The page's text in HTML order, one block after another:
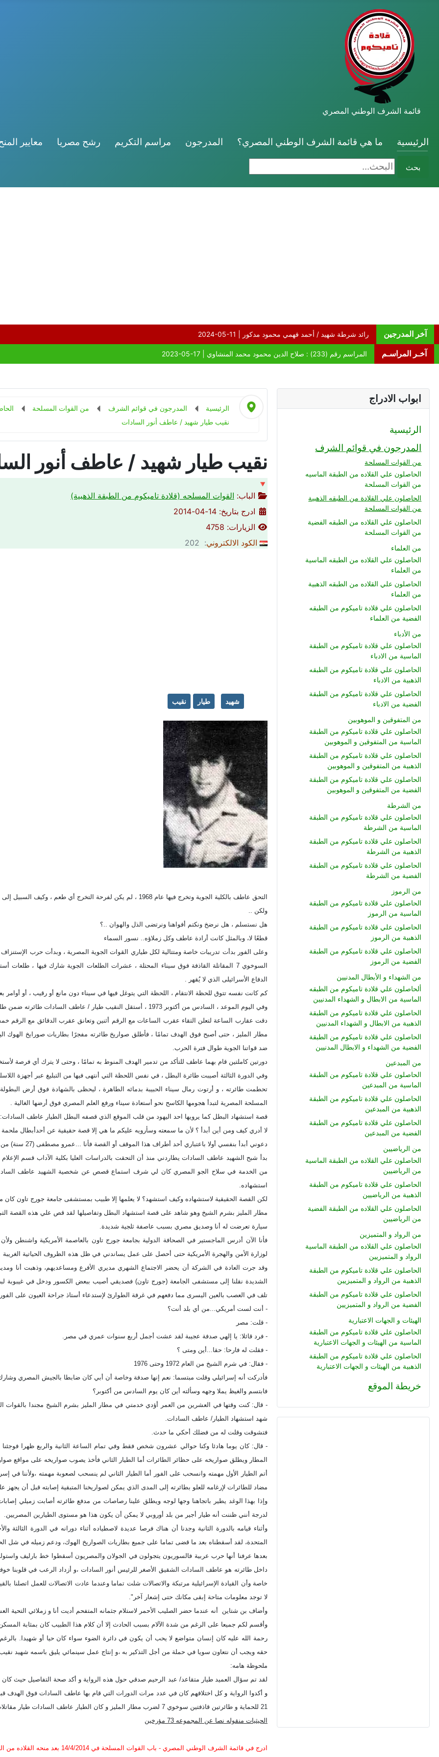
قائمة الشرف الوطني المصري
الرئيسية ما هي قائمة الشرف الوطني المصري؟ المدرجون مراسم التكريم رشح مصريا معايير
بحث البحث...
آخر المدرجين
آخـر المراسـم
ابواب الادراج
الرئيسية
المدرجون في قوائم الشرف
من القوات المسلحة
الحاصلون علي القلاده من الطبقة الماسيه
من القوات المسلحة
الحاصلون علي القلادة من الطبقه الذهبية
من القوات المسلحة
الحاصلون علي القلاده من الطبقه الفضية
من القوات المسلحة
من العلماء
الحاصلون علي القلاده من الطبقه الماسية
من العلماء
الحاصلون علي القلاده من الطبقه الذهبية
من العلماء
الحاصلون علي قلادة تاميكوم من الطبقه
الفضية من العلماء
من الأدباء
الحاصلون علي قلادة تاميكوم من الطبقة
الماسية من الادباء
الحاصلون علي قلادة تاميكوم من الطبقه
الذهبية من الادباء
الحاصلون علي قلادة تاميكوم من الطبقة
الفضية من الادباء
من المتفوقين و الموهوبين
الحاصلون علي قلادة تاميكوم من الطبقة
الماسية من المتفوقين و الموهوبين
الحاصلون علي قلادة تاميكوم من الطبقة
الذهبية من المتفوقين و الموهوبين
الحاصلون علي قلادة تاميكوم من الطبقة
الفضية من المتفوقين و الموهوبين
من الشرطة
الحاصلون علي قلادة تاميكوم من الطبقة
الماسية من الشرطة
الحاصلون علي قلادة تاميكوم من الطبقة
الذهبية من الشرطة
الحاصلون علي قلادة تاميكوم من الطبقة
الفضية من الشرطة
من الرموز
الحاصلون علي قلادة تاميكوم من الطبقة
الماسية من الرموز
الحاصلون علي قلادة تاميكوم من الطبقة
الذهبية من الرموز
الحاصلون علي قلادة تاميكوم من الطبقة
الفضية من الرموز
من الشهداء و الأبطال المدنيين
ألحاصلون علي قلادة تاميكوم من الطبقه
الماسية من الابطال و الشهداء المدنيين
الحاصلون علي قلادة تاميكوم من الطبقة
الذهبية من الابطال و الشهداء المدنيين
الحاصلون علي قلادة تاميكوم من الطبقة
الفضية من الشهداء و الابطال المدنيين
من المبدعين
الحاصلون علي قلادة تاميكوم من الطبقة
الماسية من المبدعين
الحاصلون علي قلادة تاميكوم من الطبقة
الذهبية من المبدعين
الحاصلون علي قلادة تاميكوم من الطبقة
الفضية من المبدعين
من الرياضيين
الحاصلون علي القلاده من الطبقة الماسية
من الرياضيين
الحاصلون علي قلادة تاميكوم من الطبقة
الذهبية من الرياضيين
الحاصلون علي القلاده من الطبقة الفضية
من الرياضيين
من الرواد و المتميزين
الحاصلون علي القلاده من الطبقة الماسية
الرواد و المتميزيين
الحاصلون علي قلادة تاميكوم من الطبقة
الذهبية من الرواد و المتميزيين
الحاصلون علي قلادة تاميكوم من الطبقة
الفضية من الرواد و المتميزيين
الهيئات و الجهات الاعتبارية
الحاصلون علي قلادة تاميكوم من الطبقة
الماسية من الهيئات و الجهات الاعتبارية
الحاصلون علي قلادة تاميكوم من الطبقة
الذهبية من الهيئات و الجهات الاعتبارية
خريطة الموقع
الرئيسية المدرجون في قوائم الشرف من القوات المسلحة
نقيب طيار شهيد / عاطف أنور السادات
نقيب طيار شهيد / عاطف أنور
🔻
الباب: القوات المسلحه (قلادة تاميكوم من الطبقة الذهبية)
ادرج بتاريخ: 14-04-2014
الزيارات: 4758
الكود الالكتروني: 202
شهيد طيار نقيب
التحق عاطف بالكلية الجوية وتخرج فيها عام 1968 ، لم يكن لفرحة التخرج أي طعم ، وكيف السبيل إلى السعادة والمرح ، وقد عصفت نكسة 67 بأي رغبة مصرية وعربية للابتهاج .
ولكن ..
هل نستسلم ، هل نرضخ ونكتم أفواهنا ونرتضى الذل والهوان ..؟
قطعًا لا، وبالمثل كانت أرادة عاطف وكل زملاؤه.. نسور السماء
السوخوي 7 المقاتلة القاذفة فوق سيناء المحتلة ، عشرات الطلعات الجوية شارك فيها ،
الدفاع الأسرائيلى الذي لا يُقهر .
كم كانت نفسه تتوق للحظة الانتقام ، اللحظة التي يتوغل فيها في سيناء دون مانع أو رقيب ، أو أوامر
وفي اليوم الموعد ، السادس من أكتوبر 1973 ، أستقل النقيب طيار / عاطف السادات طائرته ضمن طلعة الطيران الأولى لتحرير الأرض و استرداد الكرامة المهدرة .
مطار المليز ، حتى أصبح فوق الهدف تمامًا ، فأطلق صواريخ طائرته مفجرًا بطاريات صورايخ الهوك
ضد قواتنا الجوية طوال فترة الحرب.
دورتين كاملتين قام بهما عاطف للتأكد من تدمير الهدف المنوط به تمامًا ، وحتى لا يترك أي فرصة
وفي الدورة الثالثة أصيبت طائرة البطل ، في نفس اللحظة التي أنتهى فيها من التبليغ عبر أجهزة
تحطمت طائرته ، و أرتوت رمال سيناء الحبيبة بدمائه الطاهرة ، ليحظى بالشهادة فوق أرض
المسلحة المصرية لتبدأ هجومها الكاسح نحو أستعادة سيناء ورفع العلم المصري فوق أرضها الغالية .
قصة استشهاد البطل كما يرويها احد اليهود من قلب الموقع الذي قصفه البطل الطيار عاطف السادات:
لا أدري كيف ومن أين أبدأ ؟ لأن ما سمعته وسأرويه عليكم ما هي إلا قصة حقيقية عن أحدأبطال
دعوني أبدأ بنفسي أولا باعتباري أحد أطراف هذا الموقف أو القصة فأنا ...عمرو مصطفى (27 سنة) من مواليد حي العجوزة بمحافظة الجيزة.
من الخدمة في سلاح الجو المصري كان لي شرف استماع قصص عن شخصية الشهيد عاطف
استشهاده.
لكن القصة الحقيقية لاستشهاده وكيف استشهد؟ لا يعلمها إلا طبيب بمستشفى جامعة جورج تاون كان
مطار المليز بشرم الشيخ وهو شاهد على قصة استشهاد البطل وتفاصيلها لقد قص علي هذه القصة
سيارة تعرضت له أنا وصديق مصري بسبب عاصفة ثلجية شديدة.
فأنا الآن أدرس الماجستير في الصحافة الدولية بجامعة جورج تاون بالعاصمة الأمريكية
لوزارة الأمن والهجرة الأمريكية حتى أحصل على عمل يساندني في ظل هذه الظروف الحياتية
وقد جرت العادة في الشركة أن يحضر الاجتماع الشهري مديري الأفرع ومساعديهم، وذهبت أنا
الشديدة نقلنا إلى مستشفى الجامعة (جورج تاون) فصديقي أصيب ببعض الكسور ودخل في
تلف في العصب بالعين اليسرى مما دفعهم في غرفة الطوارئ لإستدعاء أستاذ جراحة العيون على
- أنت لست أمريكي...من أي بلد أنت؟
- قلت: مصر
- فرد قائلا: يا إلهي صدفة عجيبة لقد عشت أجمل أربع سنوات عمري في مصر.
- فقلت له فارحا: حقا...أين ومتى ؟
- فقال: في شرم الشيخ من العام 1972 وحتى 1976
فأدركت أنه إسرائيلي وقلت مبتسما: نعم إنها صدفة وخاصة أن أبي كان ضابطا بالجيش المصري
فابتسم والغيظ يملا وجهه وسألته أين كان يوم السادس من أكتوبر؟
- قال: كنت وقتها في العشرين من العمر أؤدي خدمتي في مطار المليز بشرم الشيخ مجندا بالقوات
شهد استشهاد الطيار/ عاطف السادات.
فتشوقت وقلت له من فضلك أحكي ما حدث.
- قال: كان يوما هادئا وكنا حوالي عشرون شخص فقط وفي تمام الساعة الثانية والربع ظهرا
المطار ويطلق صواريخه على حظائر الطائرات أما الطيار الثاني فأخذ يصوب صواريخه على مواقع
أتم الطيار الأول مهمته وانسحب على الفور أما الطيار الثاني لم ينسحب لصعوبة مهمته ،ولأننا
مضاد للطائرات لإرغامه للعلو بطائرته إلى المدى الذي يمكن لصواريخنا المتبقية إصابته قبل أن يجهز
وإذا بهذا الوغد يطير باتجاهنا وجها لوجه ويطلق علينا رصاصات من مدفع طائرته أصابت زميلي
لدرجة أنني ظننت أنه طيار أجير من بلد أوروبي لا يمكن أن يكون هذا هو مستوى الطيارين المصريين.
وأثناء قيامه بالدورة الثانية وجدنا أن هناك فرصا عديدة لاصطياده أثناء دورانه في الدورة
المتحدة، لقد أسقطناه بعد ما قضى تماما على جميع بطاريات الصواريخ الهوك، ودعم زميله في شل
بعدها عرفنا أنها حرب عربية فالسوريون يتجولون في الجولان والمصريون أسقطوا خط بارليف
داخل طائرته هو عاطف السادات الشقيق الأصغر للرئيس أنور السادات ،و أزداد الرعب في قلوبنا
خاصة وأن القيادة الإسرائيلية مرتبكة والاتصالات شلت تماما وعندما عادت الاتصالات للعمل
لا توجد معلومات متاحة إبقى مكانك حتى إشعار آخر".
وأضاف بن شتاين أنه عندما حضر الصليب الأحمر لاستلام جثمانه المتفحم أديت أنا و زملائي التحية
وأقسم لكم جميعا على الرغم من شدة الآلام بسبب الحادث إلا أن كلام هذا الطبيب كان بمثابة المسكن
رحمة الله عليه كان إنسان متواضع لا يحب أن يكون في دائرة الضوء سواء كان حيا أو شهيدا.
حقه ويجب أن نتعاون سويا في حملة من أجل التذكير به ،و إنتاج عمل سينمائي يليق باسمه شهيد
ملحوظة هامه:
لقد تم سؤال العميد طيار متقاعد/ عبد الرحيم صدقي حول هذه الرواية و أكد صحة التفاصيل حيث
و أكدوا الرواية و كل اختلافهم كان في عدد مرات الدورات التي قام بها عاطف السادات فوق الهدف
21 للحماية و طائرتين قاذفتين سوخوي 7 لضرب مطار المليز و كان الطيار عاطف السادات طيار مقاتلات قاذفه على الطائرة السوخوي 7.
الحيثيات منقوله نصا عن المجموعه 73 مؤرخين
ادرج في قائمة الشرف الوطني المصري - باب القوات المسلحة في 14/4/2014 بعد منحه القلاده من الطبقه الذهبية